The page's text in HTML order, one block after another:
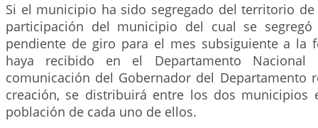
Si el municipio ha sido segregado del territorio
participación del municipio del cual se
pendiente de giro para el mes subsiguiente a la
haya recibido en el Departamento Nacional
comunicación del Gobernador del Departamento
creación, se distribuirá entre los dos municipios
población de cada uno de ellos.